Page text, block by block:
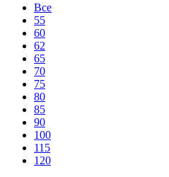
Все
55
60
62
65
70
75
80
85
90
100
115
120